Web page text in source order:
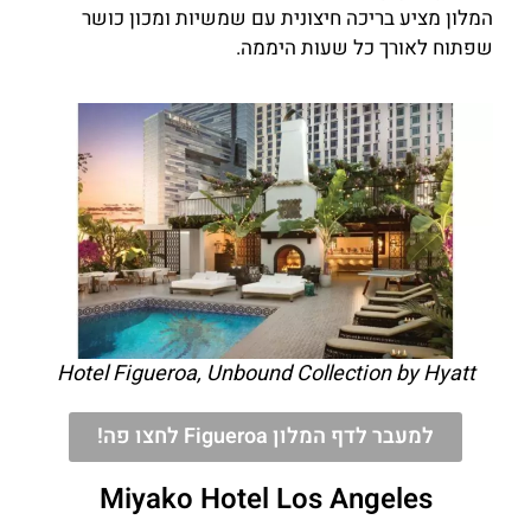
המלון מציע בריכה חיצונית עם שמשיות ומכון כושר
שפתוח לאורך כל שעות היממה.
Hotel Figueroa, Unbound Collection by Hyatt
למעבר לדף המלון Figueroa לחצו פה!
Miyako Hotel Los Angeles